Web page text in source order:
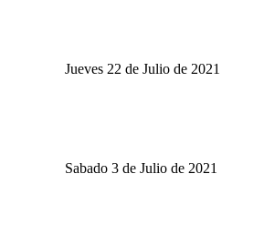
Jueves 22 de Julio de 2021
Sabado 3 de Julio de 2021